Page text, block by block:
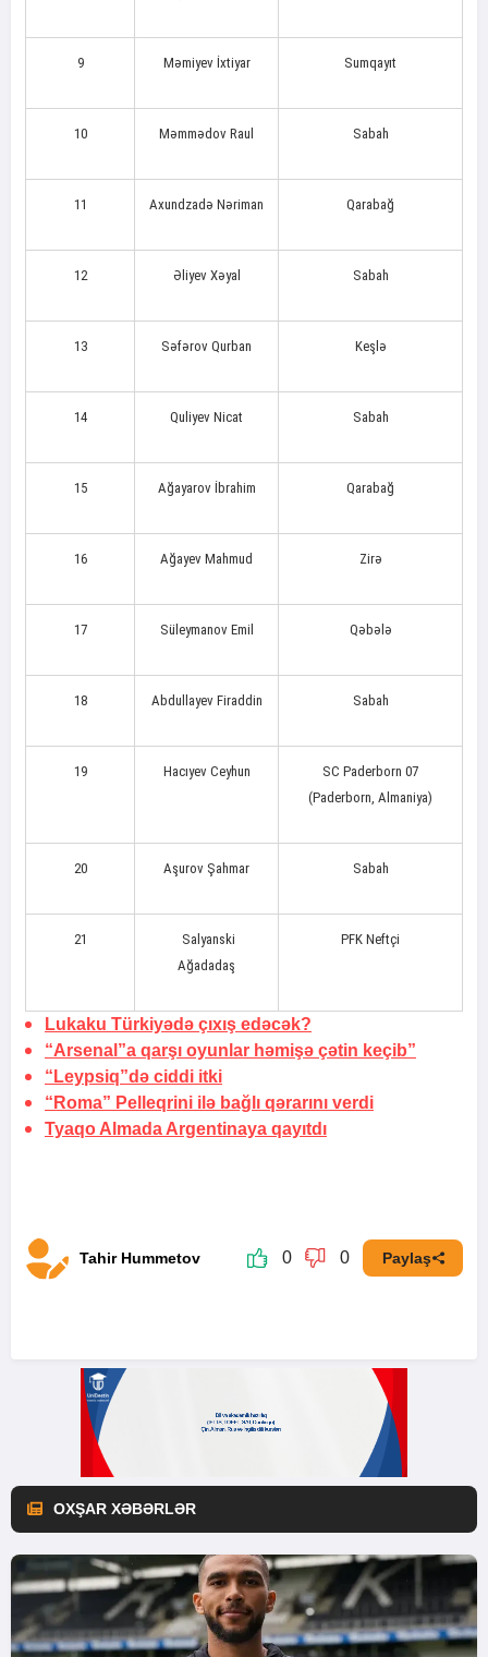
9 Məmiyev İxtiyar Sumqayıt
10 Məmmədov Raul Sabah
11 Axundzadə Nəriman Qarabağ
12 Əliyev Xəyal Sabah
13 Səfərov Qurban Keşlə
14 Quliyev Nicat Sabah
15 Ağayarov İbrahim Qarabağ
16 Ağayev Mahmud Zirə
17 Süleymanov Emil Qəbələ
18 Abdullayev Firaddin Sabah
19 Hacıyev Ceyhun
SC Paderborn 07
(Paderborn, Almaniya)
20 Aşurov Şahmar Sabah
21
Salyanski
Ağadadaş
PFK Neftçi
Lukaku Türkiyədə çıxış edəcək?
“Arsenal”a qarşı oyunlar həmişə çətin keçib”
“Leypsiq”də ciddi itki
“Roma” Pelleqrini ilə bağlı qərarını verdi
Tyaqo Almada Argentinaya qayıtdı
Tahir Hummetov 0 0 Paylaş
OXŞAR XƏBƏRLƏR